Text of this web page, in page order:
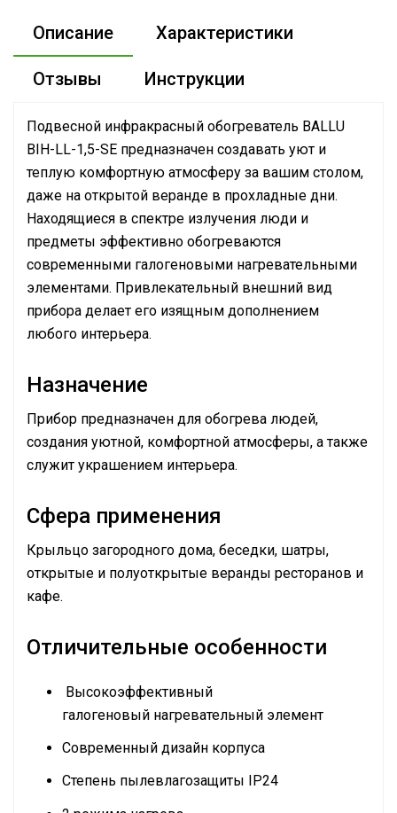
Описание Характеристики
Отзывы Инструкции
Подвесной инфракрасный обогреватель BALLU
BIH-LL-1,5-SE предназначен создавать уют и
теплую комфортную атмосферу за вашим столом,
даже на открытой веранде в прохладные дни.
Находящиеся в спектре излучения люди и
предметы эффективно обогреваются
современными галогеновыми нагревательными
элементами. Привлекательный внешний вид
прибора делает его изящным дополнением
любого интерьера.
Назначение
Прибор предназначен для обогрева людей,
создания уютной, комфортной атмосферы, а также
служит украшением интерьера.
Сфера применения
Крыльцо загородного дома, беседки, шатры,
открытые и полуоткрытые веранды ресторанов и
кафе.
Отличительные особенности
Высокоэффективный
галогеновый нагревательный элемент
Современный дизайн корпуса
Степень пылевлагозащиты IP24